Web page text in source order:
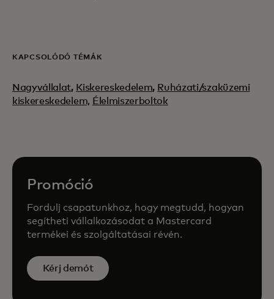
KAPCSOLÓDÓ TÉMÁK
Nagyvállalat, Kiskereskedelem, Ruházati/szaküzemi
kiskereskedelem, Élelmiszerboltok
Promóció
Fordulj csapatunkhoz, hogy megtudd, hogyan
segítheti vállalkozásodat a Mastercard
termékei és szolgáltatásai révén.
Kérj demót